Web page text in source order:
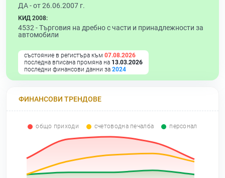
ДА - от 26.06.2007 г.
КИД 2008:
4532 -Търговия на дребно с части и принадлежности за
автомобили
състояние в регистъра към 07.08.2026
последна вписана промяна на 13.03.2026
последни финансови данни за 2024
ФИНАНСОВИ ТРЕНДОВЕ
общо приходи счетоводна печалба персонал